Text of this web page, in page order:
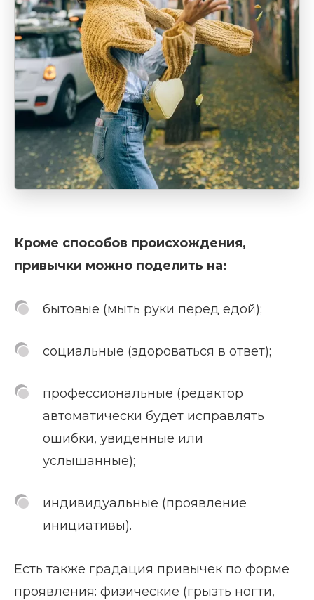
Кроме способов происхождения,
привычки можно поделить на:
бытовые (мыть руки перед едой);
социальные (здороваться в ответ);
профессиональные (редактор
автоматически будет исправлять
ошибки, увиденные или
услышанные);
индивидуальные (проявление
инициативы).
Есть также градация привычек по форме
проявления: физические (грызть ногти,